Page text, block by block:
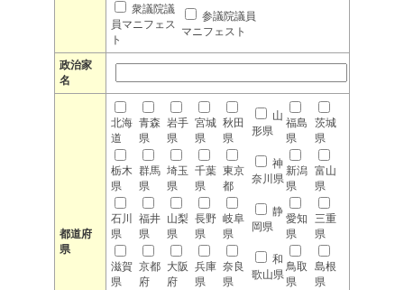
衆議院議
員マニフェス
ト
参議院議員
マニフェスト
政治家
名
都道府
県
北海
道
青森
県
岩手
県
宮城
県
秋田
県
山
形県
福島
県
茨城
県
栃木
県
群馬
県
埼玉
県
千葉
県
東京
都
神
奈川県
新潟
県
富山
県
石川
県
福井
県
山梨
県
長野
県
岐阜
県
静
岡県
愛知
県
三重
県
滋賀
県
京都
府
大阪
府
兵庫
県
奈良
県
和
歌山県
鳥取
県
島根
県